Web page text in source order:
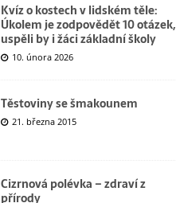
Kvíz o kostech v lidském těle:
Úkolem je zodpovědět 10 otázek,
uspěli by i žáci základní školy
10. února 2026
Těstoviny se šmakounem
21. března 2015
Cizrnová polévka – zdraví z
přírody